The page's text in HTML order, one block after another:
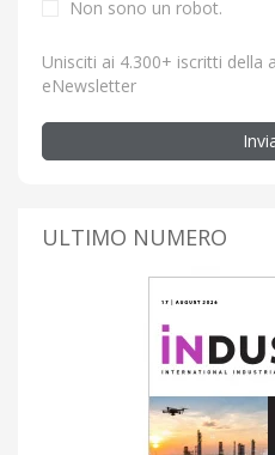
Non sono un robot.
Unisciti ai 4.300+ iscritti della
eNewsletter
ULTIMO NUMERO